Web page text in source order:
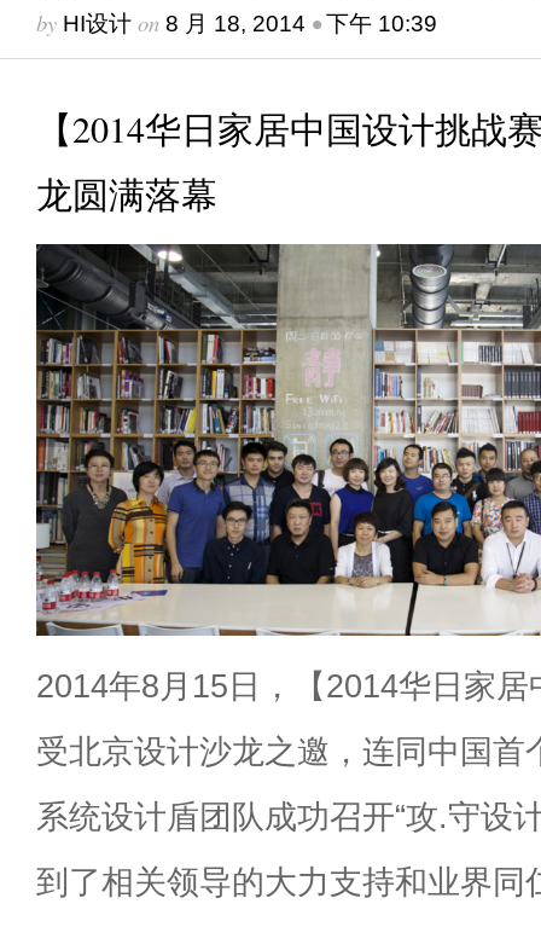
by HI设计 on 8 月 18, 2014 •下午 10:39
【2014华日家居中国设计挑战
龙圆满落幕
2014年8月15日，【2014华日家
受北京设计沙龙之邀，连同中国首
系统设计盾团队成功召开“攻.守设
到了相关领导的大力支持和业界同